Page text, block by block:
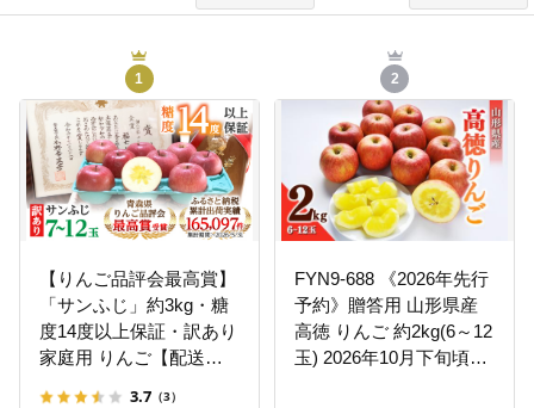
1
【りんご品評会最高賞】
「サンふじ」約3kg・糖
度14度以上保証・訳あり
家庭用 りんご【配送不
3.7 （3）
2
FYN9-688 《2026年先行
予約》贈答用 山形県産
高徳 りんご 約2kg(6～12
玉) 2026年10月下旬頃か